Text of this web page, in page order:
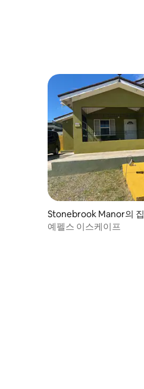
Stonebrook Manor의 집
예펠스 이스케이프